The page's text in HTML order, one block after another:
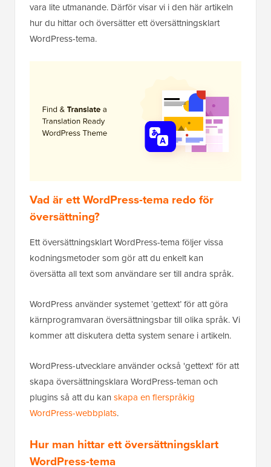
vara lite utmanande. Därför visar vi i den här artikeln
hur du hittar och översätter ett översättningsklart
WordPress-tema.
Vad är ett WordPress-tema redo för
översättning?
Ett översättningsklart WordPress-tema följer vissa
kodningsmetoder som gör att du enkelt kan
översätta all text som användare ser till andra språk.
WordPress använder systemet ‘gettext’ för att göra
kärnprogramvaran översättningsbar till olika språk. Vi
kommer att diskutera detta system senare i artikeln.
WordPress-utvecklare använder också 'gettext' för att
skapa översättningsklara WordPress-teman och
plugins så att du kan skapa en flerspråkig
WordPress-webbplats.
Hur man hittar ett översättningsklart
WordPress-tema